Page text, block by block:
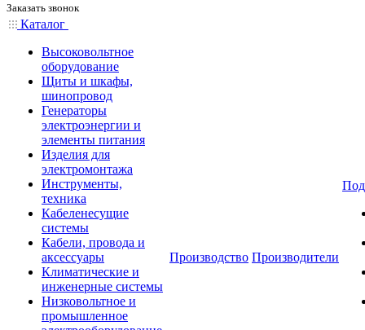
Заказать звонок
Каталог
Высоковольтное
оборудование
Щиты и шкафы,
шинопровод
Генераторы
электроэнергии и
элементы питания
Изделия для
электромонтажа
Инструменты,
техника
Кабеленесущие
системы
Кабели, провода и
аксессуары
Климатические и
инженерные системы
Низковольтное и
промышленное
Производство Производители